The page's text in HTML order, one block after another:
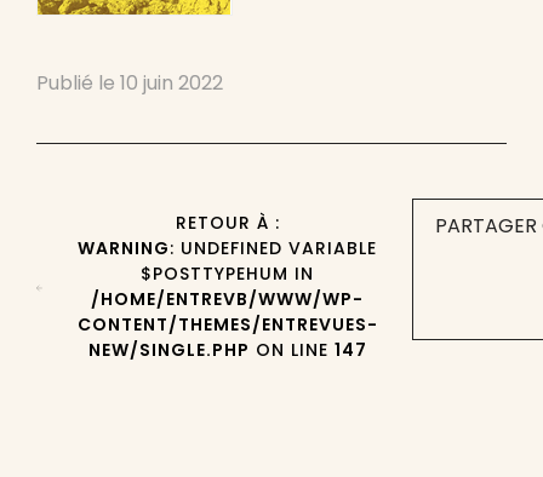
Publié le 10 juin 2022
RETOUR À :
WARNING: UNDEFINED VARIABLE
$POSTTYPEHUM IN
/HOME/ENTREVB/WWW/WP-
CONTENT/THEMES/ENTREVUES-
NEW/SINGLE.PHP ON LINE 147